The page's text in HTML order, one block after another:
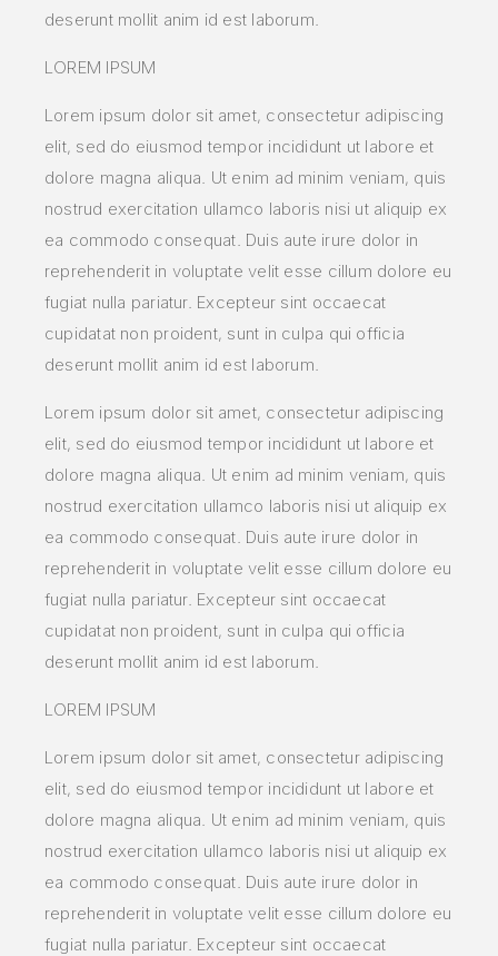
deserunt mollit anim id est laborum.
LOREM IPSUM
Lorem ipsum dolor sit amet, consectetur adipiscing
elit, sed do eiusmod tempor incididunt ut labore et
dolore magna aliqua. Ut enim ad minim veniam, quis
nostrud exercitation ullamco laboris nisi ut aliquip ex
ea commodo consequat. Duis aute irure dolor in
reprehenderit in voluptate velit esse cillum dolore eu
fugiat nulla pariatur. Excepteur sint occaecat
cupidatat non proident, sunt in culpa qui officia
deserunt mollit anim id est laborum.
Lorem ipsum dolor sit amet, consectetur adipiscing
elit, sed do eiusmod tempor incididunt ut labore et
dolore magna aliqua. Ut enim ad minim veniam, quis
nostrud exercitation ullamco laboris nisi ut aliquip ex
ea commodo consequat. Duis aute irure dolor in
reprehenderit in voluptate velit esse cillum dolore eu
fugiat nulla pariatur. Excepteur sint occaecat
cupidatat non proident, sunt in culpa qui officia
deserunt mollit anim id est laborum.
LOREM IPSUM
Lorem ipsum dolor sit amet, consectetur adipiscing
elit, sed do eiusmod tempor incididunt ut labore et
dolore magna aliqua. Ut enim ad minim veniam, quis
nostrud exercitation ullamco laboris nisi ut aliquip ex
ea commodo consequat. Duis aute irure dolor in
reprehenderit in voluptate velit esse cillum dolore eu
fugiat nulla pariatur. Excepteur sint occaecat